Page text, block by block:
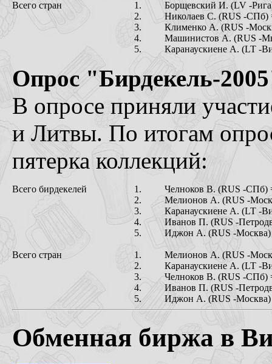
Всего стран 1.
Борщевский И. (LV -
2.
Николаев С. (RUS -СПб)
3.
Клименко А. (RUS -
4.
Машинистов А. (RUS -
5.
Каранаускиене А. (LT -
Опрос "Бирдекель-
В опросе приняли
и Литвы. По итогам
пятерка коллекций:
Всего бирдекелей 1.
Челноков В. (RUS -СПб)
2.
Мелионов А. (RUS -
3.
Каранаускиене А. (LT -
4.
Иванов П. (RUS -
5.
Иджон А. (RUS -Москва)
Всего стран 1.
Мелионов А. (RUS -
2.
Каранаускиене А. (LT -
3.
Челноков В. (RUS -СПб)
4.
Иванов П. (RUS -
5.
Иджон А. (RUS -Москва)
Обменная биржа в